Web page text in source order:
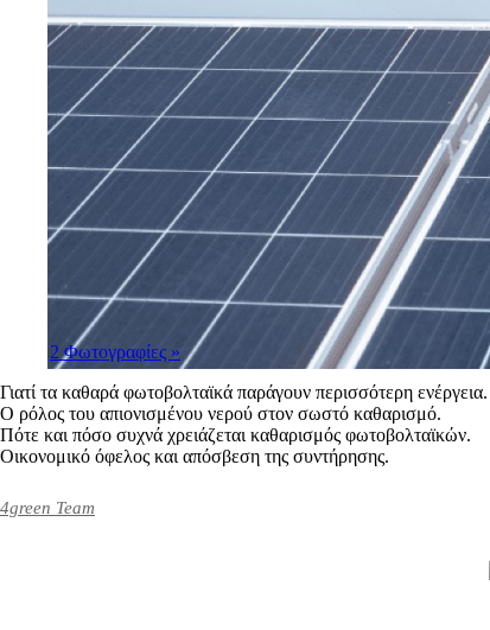
2 Φωτογραφίες »
Γιατί τα καθαρά φωτοβολταϊκά παράγουν περισσότερη ενέργεια.
Ο ρόλος του απιονισμένου νερού στον σωστό καθαρισμό.
Πότε και πόσο συχνά χρειάζεται καθαρισμός φωτοβολταϊκών.
Οικονομικό όφελος και απόσβεση της συντήρησης.
4green Team